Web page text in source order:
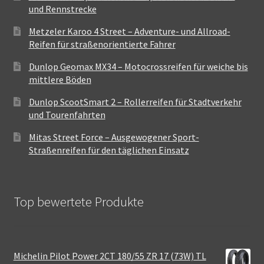
und Rennstrecke
Metzeler Karoo 4 Street – Adventure- und Allroad-
Reifen für straßenorientierte Fahrer
Dunlop Geomax MX34 – Motocrossreifen für weiche bis
mittlere Böden
Dunlop ScootSmart 2 – Rollerreifen für Stadtverkehr
und Tourenfahrten
Mitas Street Force – Ausgewogener Sport-
Straßenreifen für den täglichen Einsatz
Top bewertete Produkte
Michelin Pilot Power 2CT 180/55 ZR 17 (73W) TL